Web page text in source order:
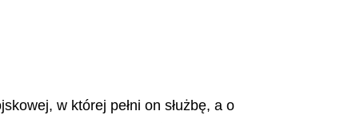
w której pełni on służbę, a o